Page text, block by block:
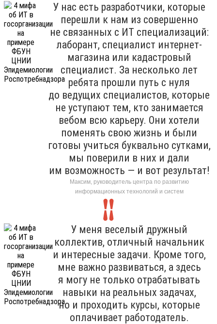
У нас есть разработчики, которые
перешли к нам из совершенно
не связанных с ИТ специализаций:
лаборант, специалист интернет-
магазина или кадастровый
специалист. За несколько лет
ребята прошли путь с нуля
до ведущих специалистов, которые
не уступают тем, кто занимается
вебом всю карьеру. Они хотели
поменять свою жизнь и были
готовы учиться буквально сутками,
мы поверили в них и дали
им возможность — и вот результат!
Максим, руководитель центра по развитию
информационных технологий и систем
У меня веселый дружный
коллектив, отличный начальник
и интересные задачи. Кроме того,
мне важно развиваться, а здесь
я могу не только отрабатывать
навыки на реальных задачах,
но и проходить курсы, которые
оплачивает работодатель.